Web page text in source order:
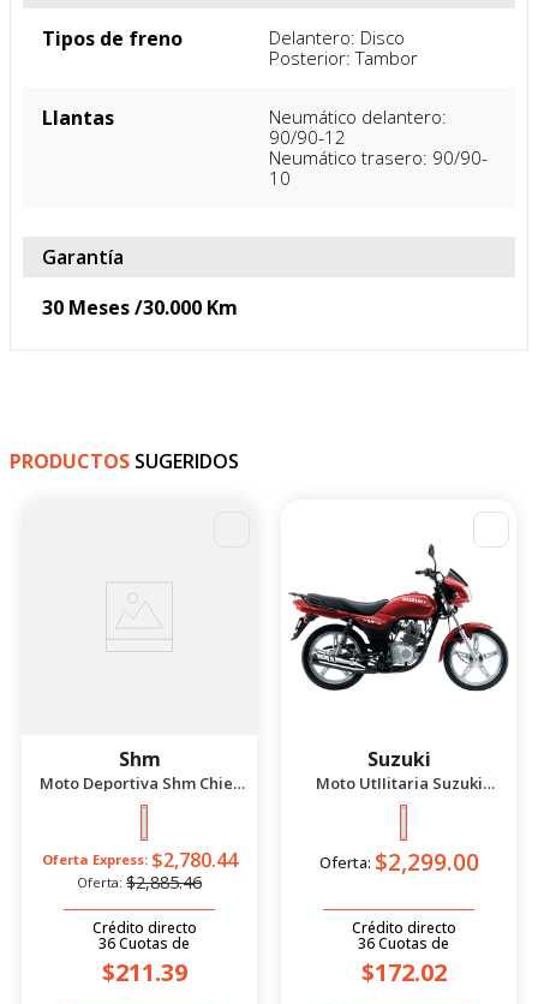
Tipos de freno
Delantero: Disco
Posterior: Tambor
Llantas
Neumático delantero:
90/90-12
Neumático trasero: 90/90-
10
Garantía
30 Meses /30.000 Km
PRODUCTOS SUGERIDOS
Shm
Moto Deportiva Shm Chief
2.5 Azul/Negro 2026
Oferta Express: $2,780.44
Oferta: $2,885.46
Crédito directo
36Cuotas de
$211.39
Suzuki
Moto UtIIitaria Suzuki
Gd115 Evolution Rojo 2026
Oferta: $2,299.00
Crédito directo
36Cuotas de
$172.02